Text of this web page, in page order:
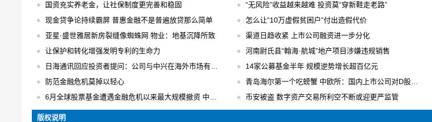
国资充实养老金，让社保制度更完善和稳固
“无风险”收益越来越难 投资莫“穿新鞋走老路”
现金贷争论持续霸屏 普惠金融不是普遍放贷那么简单
怎么让“10万虚假贫困户”付出造假代价
亚星·盛世雅居新房裂缝像蜘蛛网 物业：地基沉降所致
渠道日趋收紧 上市公司融资进一步分化
让保护和转化增强发明专利的生命力
河南尉氏县“翰海·航城”地产项目涉嫌违规销售
日海通讯回应投资者提问：公司与中兴在海外市场有合作
14家公募基金半年 规模逆势增长超百亿元
防范金融危机莫掉以轻心
青岛海尔第一个吃螃蟹 中欧所：国内上市公司对D股关注度逐步升温
6月全球股票基金遭遇金融危机以来最大规模撤资 中国不减反增
币安被盗 数字资产交易所利空不断或迎更严监管
版权说明